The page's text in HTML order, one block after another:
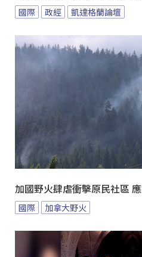
國際 政經 凱達格蘭論壇
加國野火肆虐衝擊原民社區
國際 加拿大野火